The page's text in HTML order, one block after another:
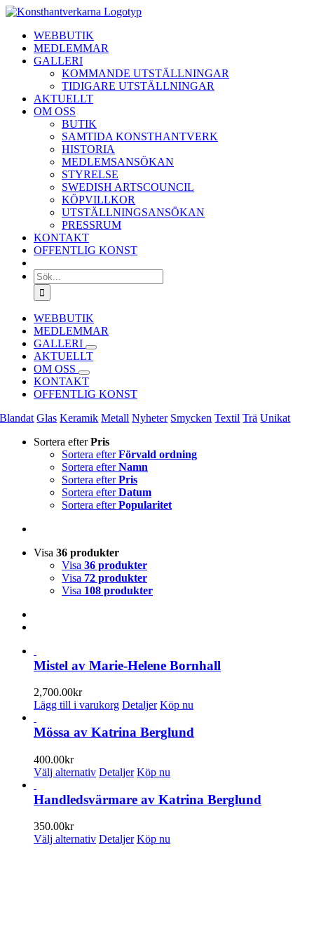
Fortsätt
innehålletWEBBUTIK
MEDLEMMAR
GALLERI
KOMMANDE UTSTÄLLNINGAR
TIDIGARE UTSTÄLLNINGAR
AKTUELLT
OM OSS
BUTIK
SAMTIDA KONSTHANTVERK
HISTORIA
MEDLEMSANSÖKAN
STYRELSE
SWEDISH ARTSCOUNCIL
KÖPVILLKOR
UTSTÄLLNINGSANSÖKAN
PRESSRUM
KONTAKT
OFFENTLIG KONST
Sök
efter:
WEBBUTIK
MEDLEMMAR
GALLERI
AKTUELLT
OM OSS
KONTAKT
OFFENTLIG KONST
Blandat Glas Keramik Metall Nyheter Smycken Textil Trä Unikat
Sortera efterPris
Sortera efterFörvald ordning
Sortera efterNamn
Sortera efterPris
Sortera efterDatum
Sortera efterPopularitet
Visa 36 produkter
Visa 36 produkter
Visa 72 produkter
Visa 108 produkter
Mistel av Marie-Helene Bornhall
2,700.00kr
Lägg till i varukorg Detaljer Köp nu
Mössa av Katrina Berglund
400.00kr
Välj alternativ Den
produkten
har
varianter.
De
Detaljer Köp nu
Handledsvärmare av Katrina Berglund
350.00kr
Välj alternativ Den
Detaljer Köp nu